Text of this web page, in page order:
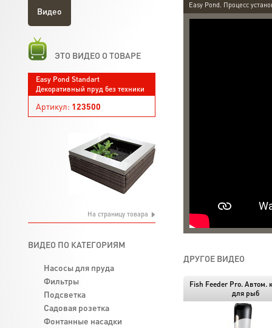
Easy Pond. Процесс
ДРУГОЕ ВИДЕО
Fish Feeder Pro. Автом.
для рыб
Видео
ЭТО ВИДЕО О ТОВАРЕ
Easy Pond Standart
Декоративный пруд без техники
Артикул: 123500
На страницу товара
ВИДЕО ПО КАТЕГОРИЯМ
Насосы для пруда
Фильтры
Подсветка
Садовая розетка
Фонтанные насадки